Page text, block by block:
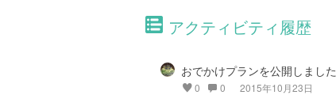
アクティビティ履歴
おでかけプランを公開しました
0 0 2015年10月23日